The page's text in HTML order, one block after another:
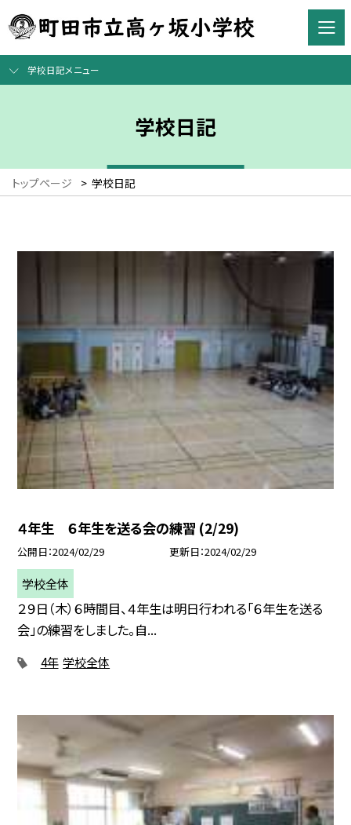
学校日記メニュー
学校日記
トップページ > 学校日記
４年生 ６年生を送る会の練習 (2/29)
公開日 2024/02/29 更新日 2024/02/29
学校全体
２９日（木）６時間目、４年生は明日行われる「６年生を送る
会」の練習をしました。自...
4年 学校全体